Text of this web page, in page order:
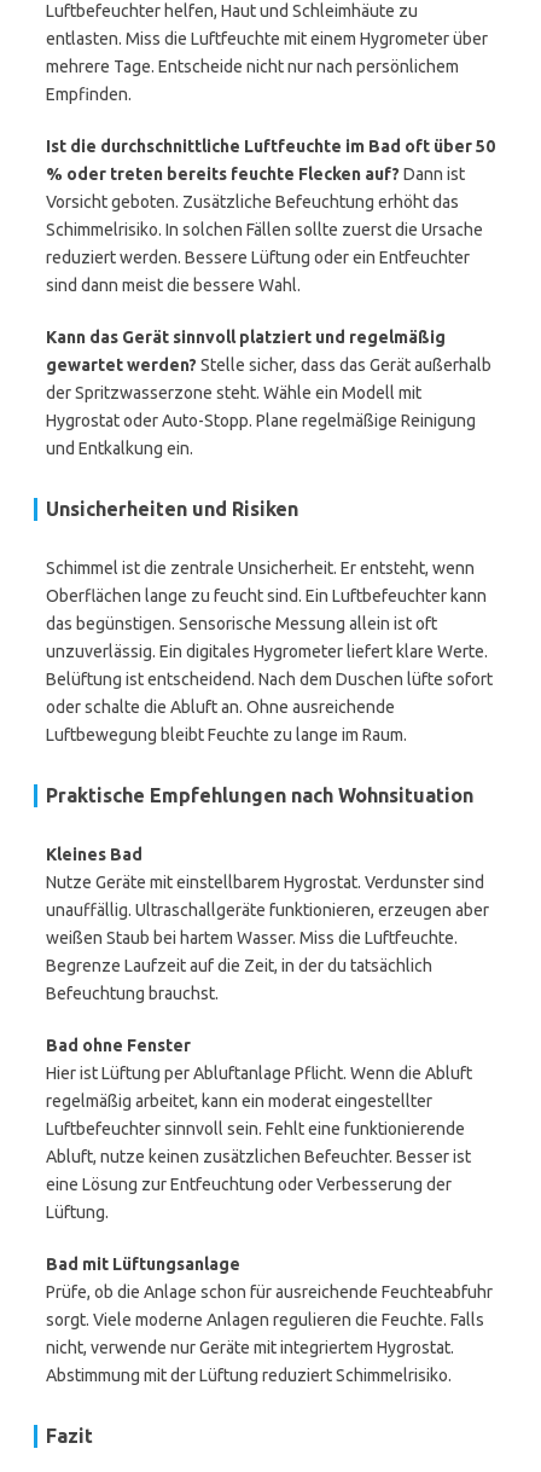
Luftbefeuchter helfen, Haut und Schleimhäute zu
entlasten. Miss die Luftfeuchte mit einem Hygrometer über
mehrere Tage. Entscheide nicht nur nach persönlichem
Empfinden.
Ist die durchschnittliche Luftfeuchte im Bad oft über 50
% oder treten bereits feuchte Flecken auf? Dann ist
Vorsicht geboten. Zusätzliche Befeuchtung erhöht das
Schimmelrisiko. In solchen Fällen sollte zuerst die Ursache
reduziert werden. Bessere Lüftung oder ein Entfeuchter
sind dann meist die bessere Wahl.
Kann das Gerät sinnvoll platziert und regelmäßig
gewartet werden? Stelle sicher, dass das Gerät außerhalb
der Spritzwasserzone steht. Wähle ein Modell mit
Hygrostat oder Auto-Stopp. Plane regelmäßige Reinigung
und Entkalkung ein.
Unsicherheiten und Risiken
Schimmel ist die zentrale Unsicherheit. Er entsteht, wenn
Oberflächen lange zu feucht sind. Ein Luftbefeuchter kann
das begünstigen. Sensorische Messung allein ist oft
unzuverlässig. Ein digitales Hygrometer liefert klare Werte.
Belüftung ist entscheidend. Nach dem Duschen lüfte sofort
oder schalte die Abluft an. Ohne ausreichende
Luftbewegung bleibt Feuchte zu lange im Raum.
Praktische Empfehlungen nach Wohnsituation
Kleines Bad
Nutze Geräte mit einstellbarem Hygrostat. Verdunster sind
unauffällig. Ultraschallgeräte funktionieren, erzeugen aber
weißen Staub bei hartem Wasser. Miss die Luftfeuchte.
Begrenze Laufzeit auf die Zeit, in der du tatsächlich
Befeuchtung brauchst.
Bad ohne Fenster
Hier ist Lüftung per Abluftanlage Pflicht. Wenn die Abluft
regelmäßig arbeitet, kann ein moderat eingestellter
Luftbefeuchter sinnvoll sein. Fehlt eine funktionierende
Abluft, nutze keinen zusätzlichen Befeuchter. Besser ist
eine Lösung zur Entfeuchtung oder Verbesserung der
Lüftung.
Bad mit Lüftungsanlage
Prüfe, ob die Anlage schon für ausreichende Feuchteabfuhr
sorgt. Viele moderne Anlagen regulieren die Feuchte. Falls
nicht, verwende nur Geräte mit integriertem Hygrostat.
Abstimmung mit der Lüftung reduziert Schimmelrisiko.
Fazit